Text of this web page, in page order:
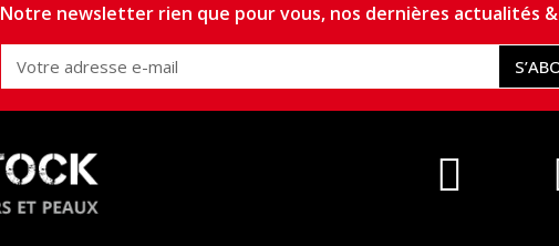
Notre newsletter rien que pour vous, nos dernières actualités